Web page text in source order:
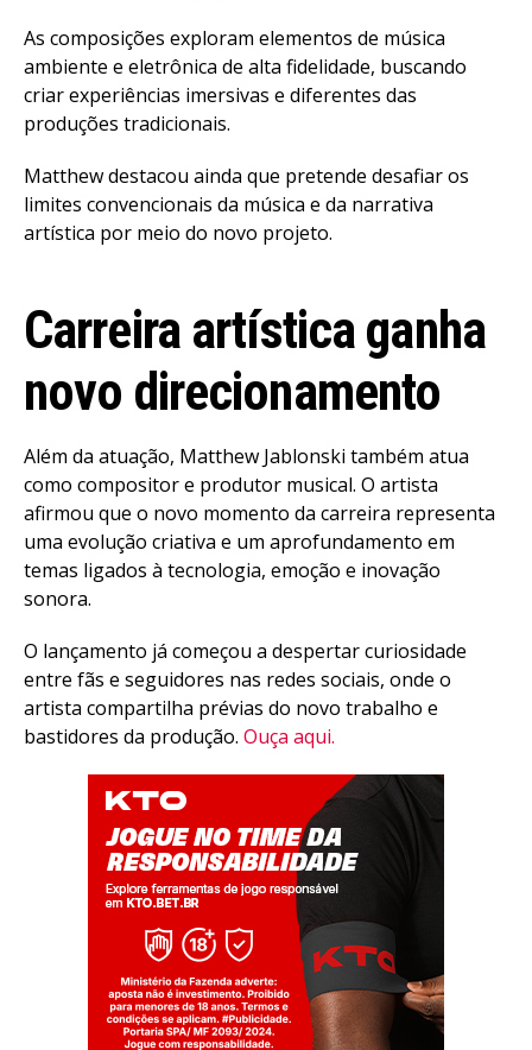
As composições exploram elementos de música
ambiente e eletrônica de alta fidelidade, buscando
criar experiências imersivas e diferentes das
produções tradicionais.
Matthew destacou ainda que pretende desafiar os
limites convencionais da música e da narrativa
artística por meio do novo projeto.
Carreira artística ganha
novo direcionamento
Além da atuação, Matthew Jablonski também atua
como compositor e produtor musical. O artista
afirmou que o novo momento da carreira representa
uma evolução criativa e um aprofundamento em
temas ligados à tecnologia, emoção e inovação
sonora.
O lançamento já começou a despertar curiosidade
entre fãs e seguidores nas redes sociais, onde o
artista compartilha prévias do novo trabalho e
bastidores da produção. Ouça aqui.